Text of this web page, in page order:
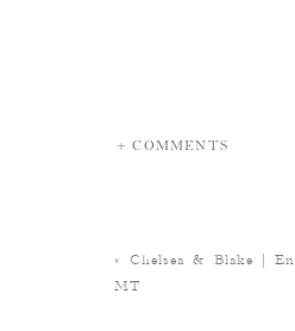
+ COMMENTS
« Chelsea & Blake |
MT